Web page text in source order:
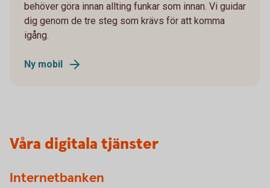
behöver göra innan allting funkar som innan. Vi guidar
dig genom de tre steg som krävs för att komma
igång.
Ny mobil
Våra digitala tjänster
Internetbanken